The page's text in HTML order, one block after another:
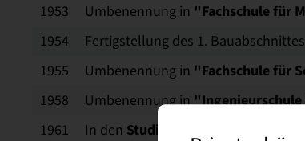
1953
Umbenennung in "Fachschule für
1954
Fertigstellung des 1.
1955
Umbenennung in "Fachschule für
1958 Umbenennung in
1961 In den Studienrichtungen